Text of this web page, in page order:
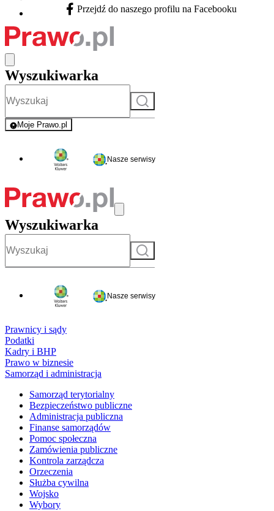
Facebook - otwiera się w nowej karcie
Przejdź do naszego profilu na Facebooku
Wyszukiwarka
Szukaj
Moje Prawo.pl
- rejestracja i logowanie do serwisu
Nasze serwisy
Wyszukiwarka
Szukaj
Nasze serwisy
Prawnicy i sądy
Podatki
Kadry i BHP
Prawo w biznesie
Samorząd i administracja
Samorząd terytorialny
Bezpieczeństwo publiczne
Administracja publiczna
Finanse samorządów
Pomoc społeczna
Zamówienia publiczne
Kontrola zarządcza
Orzeczenia
Służba cywilna
Wojsko
Wybory